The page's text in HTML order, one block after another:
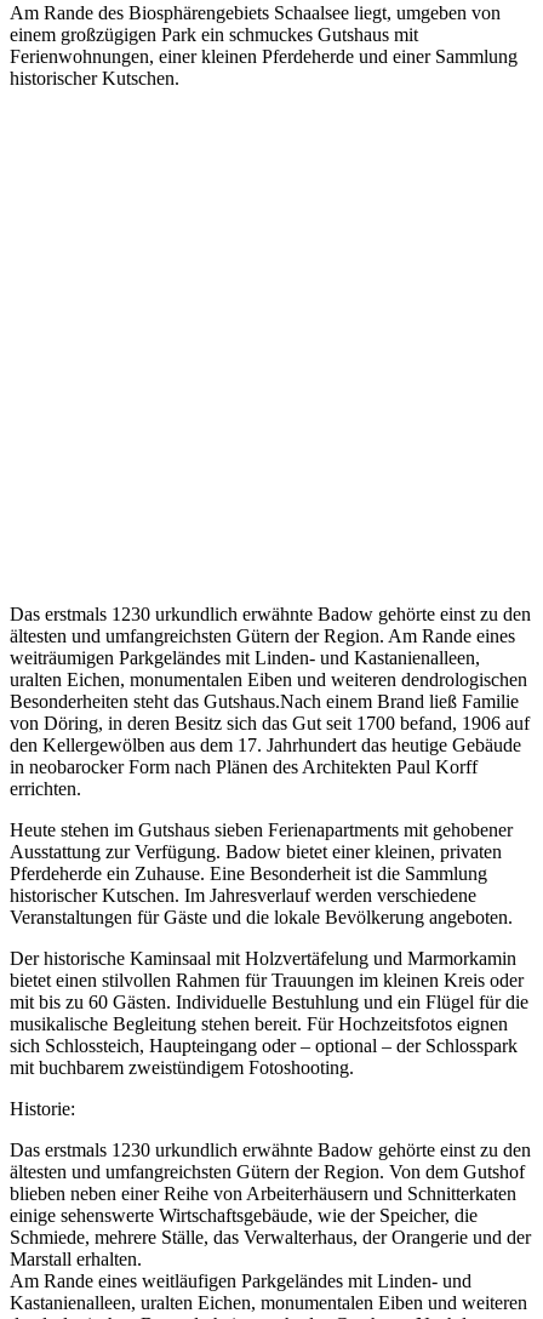
Am Rande des Biosphärengebiets Schaalsee liegt, umgeben von
einem großzügigen Park ein schmuckes Gutshaus mit
Ferienwohnungen, einer kleinen Pferdeherde und einer Sammlung
historischer Kutschen.
Das erstmals 1230 urkundlich erwähnte Badow gehörte einst zu den
ältesten und umfangreichsten Gütern der Region. Am Rande eines
weiträumigen Parkgeländes mit Linden- und Kastanienalleen,
uralten Eichen, monumentalen Eiben und weiteren dendrologischen
Besonderheiten steht das Gutshaus.Nach einem Brand ließ Familie
von Döring, in deren Besitz sich das Gut seit 1700 befand, 1906 auf
den Kellergewölben aus dem 17. Jahrhundert das heutige Gebäude
in neobarocker Form nach Plänen des Architekten Paul Korff
errichten.
Heute stehen im Gutshaus sieben Ferienapartments mit gehobener
Ausstattung zur Verfügung. Badow bietet einer kleinen, privaten
Pferdeherde ein Zuhause. Eine Besonderheit ist die Sammlung
historischer Kutschen. Im Jahresverlauf werden verschiedene
Veranstaltungen für Gäste und die lokale Bevölkerung angeboten.
Der historische Kaminsaal mit Holzvertäfelung und Marmorkamin
bietet einen stilvollen Rahmen für Trauungen im kleinen Kreis oder
mit bis zu 60 Gästen. Individuelle Bestuhlung und ein Flügel für die
musikalische Begleitung stehen bereit. Für Hochzeitsfotos eignen
sich Schlossteich, Haupteingang oder – optional – der Schlosspark
mit buchbarem zweistündigem Fotoshooting.
Historie:
Das erstmals 1230 urkundlich erwähnte Badow gehörte einst zu den
ältesten und umfangreichsten Gütern der Region. Von dem Gutshof
blieben neben einer Reihe von Arbeiterhäusern und Schnitterkaten
einige sehenswerte Wirtschaftsgebäude, wie der Speicher, die
Schmiede, mehrere Ställe, das Verwalterhaus, der Orangerie und der
Marstall erhalten.
Am Rande eines weitläufigen Parkgeländes mit Linden- und
Kastanienalleen, uralten Eichen, monumentalen Eiben und weiteren